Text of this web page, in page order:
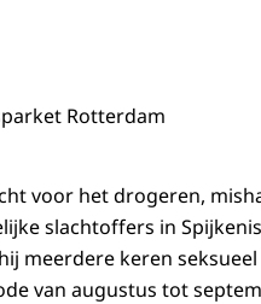
Rotterdam
voor het drogeren,
slachtoffers in
meerdere keren seksueel
van augustus tot